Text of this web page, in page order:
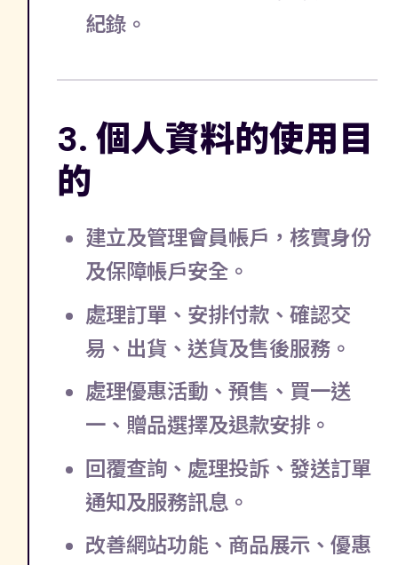
紀錄。
3. 個人資料的使用目
的
建立及管理會員帳戶，核實身份
及保障帳戶安全。
處理訂單、安排付款、確認交
易、出貨、送貨及售後服務。
處理優惠活動、預售、買一送
一、贈品選擇及退款安排。
回覆查詢、處理投訴、發送訂單
通知及服務訊息。
改善網站功能、商品展示、優惠